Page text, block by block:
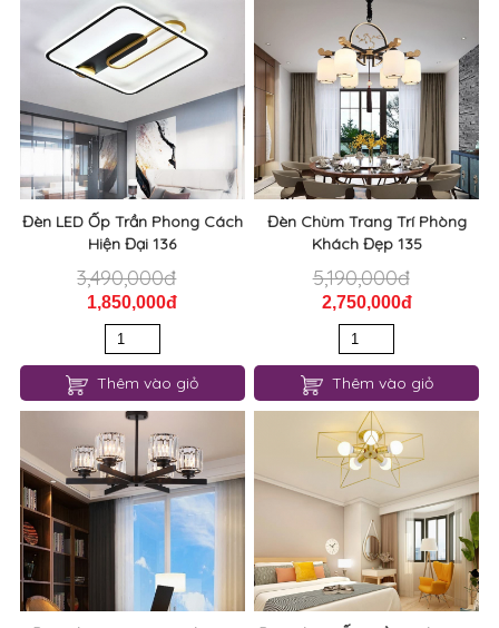
Đèn LED Ốp Trần Phong Cách
Hiện Đại 136
3,490,000đ
1,850,000đ
Thêm vào giỏ
Đèn Chùm Trang Trí Phòng
Khách Đẹp 135
5,190,000đ
2,750,000đ
Thêm vào giỏ